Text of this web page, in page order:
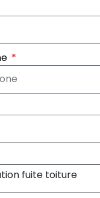
fuite toiture